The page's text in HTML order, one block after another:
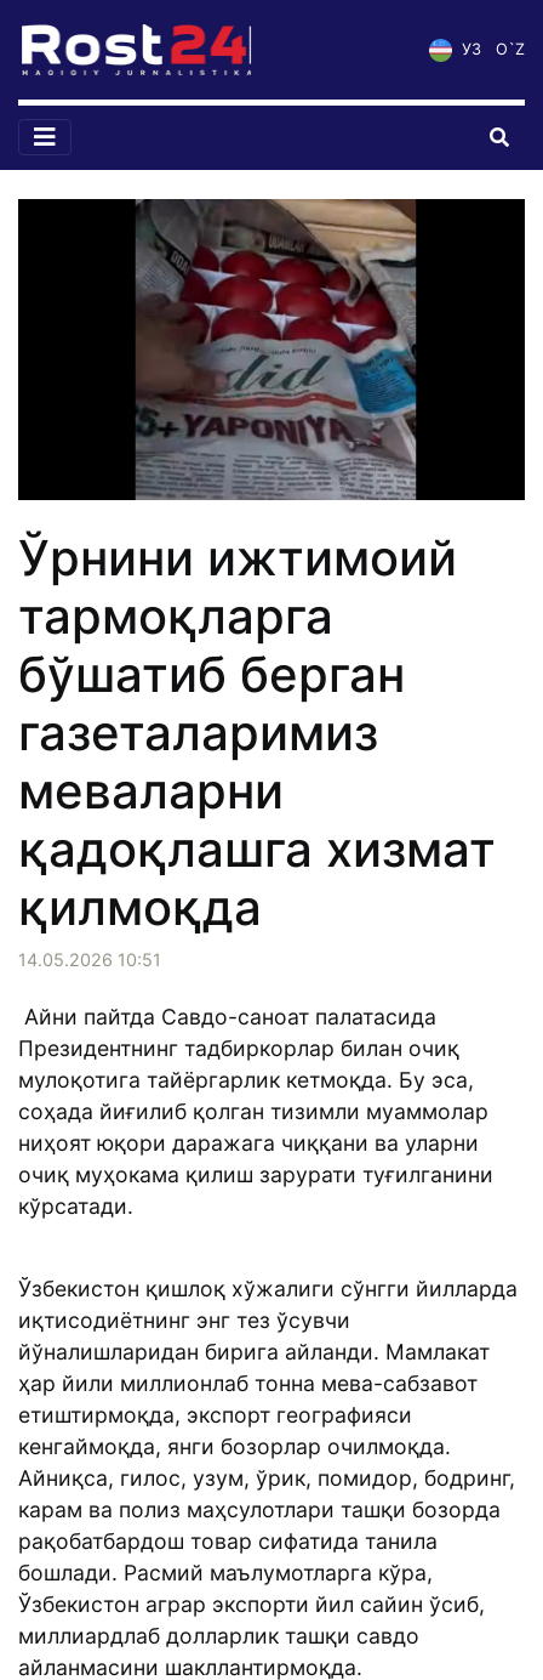
УЗ O`Z
Ўрнини ижтимоий
тармоқларга
бўшатиб берган
газеталаримиз
меваларни
қадоқлашга хизмат
қилмоқда
14.05.2026 10:51
Айни пайтда Савдо-саноат палатасида
Президентнинг тадбиркорлар билан очиқ
мулоқотига тайёргарлик кетмоқда. Бу эса,
соҳада йиғилиб қолган тизимли муаммолар
ниҳоят юқори даражага чиққани ва уларни
очиқ муҳокама қилиш зарурати туғилганини
кўрсатади.
Ўзбекистон қишлоқ хўжалиги сўнгги йилларда
иқтисодиётнинг энг тез ўсувчи
йўналишларидан бирига айланди. Мамлакат
ҳар йили миллионлаб тонна мева-сабзавот
етиштирмоқда, экспорт географияси
кенгаймоқда, янги бозорлар очилмоқда.
Айниқса, гилос, узум, ўрик, помидор, бодринг,
карам ва полиз маҳсулотлари ташқи бозорда
рақобатбардош товар сифатида танила
бошлади. Расмий маълумотларга кўра,
Ўзбекистон аграр экспорти йил сайин ўсиб,
миллиардлаб долларлик ташқи савдо
айланмасини шакллантирмоқда.